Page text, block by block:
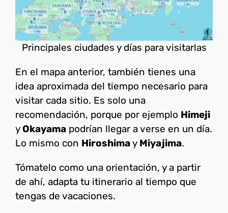
Principales ciudades y días para visitarlas
En el mapa anterior, también tienes una
idea aproximada del tiempo necesario para
visitar cada sitio. Es solo una
recomendación, porque por ejemplo Himeji
yOkayama podrían llegar a verse en un día.
Lo mismo con Hiroshimay Miyajima.
Tómatelo como una orientación, y a partir
de ahí, adapta tu itinerario al tiempo que
tengas de vacaciones.